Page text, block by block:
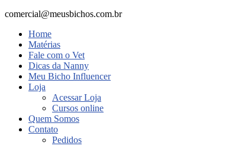
comercial@meusbichos.com.br
Home
Matérias
Fale com o Vet
Dicas da Nanny
Meu Bicho Influencer
Loja
Acessar Loja
Cursos online
Quem Somos
Contato
Pedidos